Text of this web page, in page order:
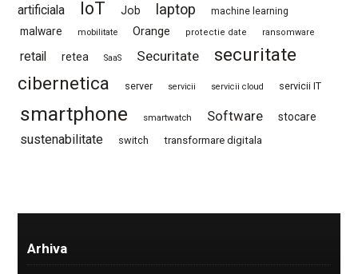
artificiala IoT Job laptop machine learning
malware mobilitate Orange protectie date ransomware
retail retea SaaS Securitate
securitate
cibernetica
server servicii servicii cloud servicii IT
smartphone smartwatch Software stocare
sustenabilitate switch transformare digitala
Arhiva